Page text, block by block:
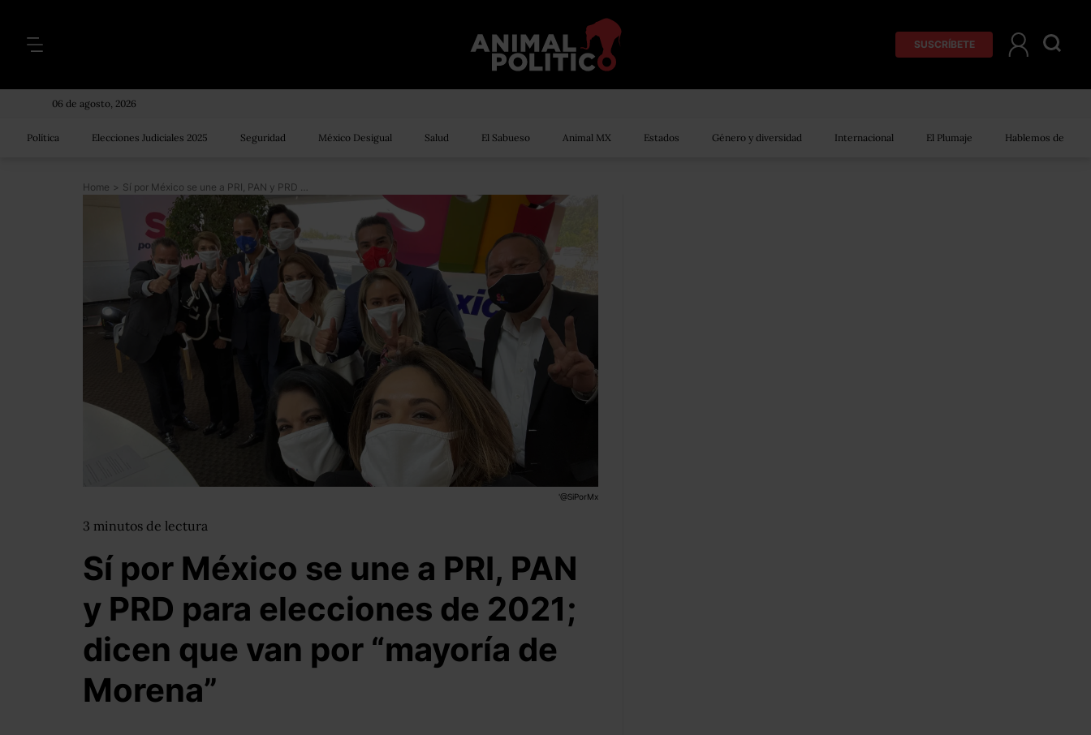
SUSCRÍBETE
06 de agosto, 2026
Política Elecciones Judiciales 2025 Seguridad México Desigual Salud El Sabueso Animal MX Estados Género y diversidad Internacional El Plumaje Hablemos de
Home > Sí por México se une a PRI, PAN y PRD para elecciones de 2021; dicen que van por “mayoría de Morena”
'@SiPorMx
3 minutos de lectura
Sí por México se une a PRI, PAN
y PRD para elecciones de 2021;
dicen que van por “mayoría de
Morena”